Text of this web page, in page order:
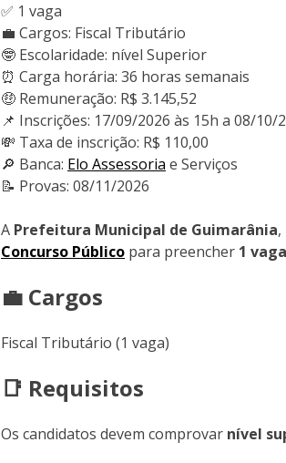
✅ 1 vaga
💼 Cargos: Fiscal Tributário
🤓 Escolaridade: nível Superior
⏰ Carga horária: 36 horas semanais
🤑 Remuneração: R$ 3.145,52
📌 Inscrições: 17/09/2026 às 15h a 08/10/
💸 Taxa de inscrição: R$ 110,00
🔎 Banca: Elo Assessoria e Serviços
📝 Provas: 08/11/2026
A Prefeitura Municipal de Guimarânia
Concurso Público para preencher 1 vaga
💼 Cargos
Fiscal Tributário (1 vaga)
📑 Requisitos
Os candidatos devem comprovar nível